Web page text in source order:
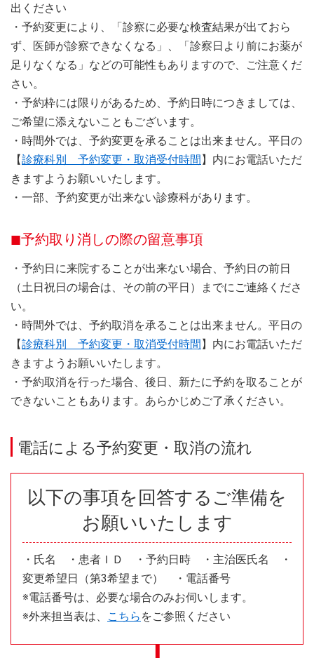
出ください
・予約変更により、「診察に必要な検査結果が出ておら
ず、医師が診察できなくなる」、「診察日より前にお薬が
足りなくなる」などの可能性もありますので、ご注意くだ
さい。
・予約枠には限りがあるため、予約日時につきましては、
ご希望に添えないこともございます。
・時間外では、予約変更を承ることは出来ません。平日の
【診療科別 予約変更・取消受付時間】内にお電話いただ
きますようお願いいたします。
・一部、予約変更が出来ない診療科があります。
予約取り消しの際の留意事項
・予約日に来院することが出来ない場合、予約日の前日
（土日祝日の場合は、その前の平日）までにご連絡くださ
い。
・時間外では、予約取消を承ることは出来ません。平日の
【診療科別 予約変更・取消受付時間】内にお電話いただ
きますようお願いいたします。
・予約取消を行った場合、後日、新たに予約を取ることが
できないこともあります。あらかじめご了承ください。
電話による予約変更・取消の流れ
以下の事項を回答するご準備を
お願いいたします
・氏名 ・患者ＩＤ ・予約日時 ・主治医氏名 ・
変更希望日（第3希望まで） ・電話番号
※電話番号は、必要な場合のみお伺いします。
※外来担当表は、
こちら をご参照ください